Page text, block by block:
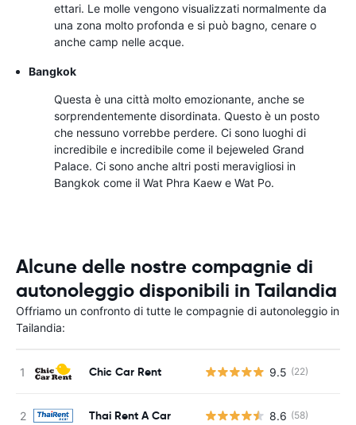
ettari. Le molle vengono visualizzati normalmente da
una zona molto profonda e si può bagno, cenare o
anche camp nelle acque.
Bangkok
Questa è una città molto emozionante, anche se
sorprendentemente disordinata. Questo è un posto
che nessuno vorrebbe perdere. Ci sono luoghi di
incredibile e incredibile come il bejeweled Grand
Palace. Ci sono anche altri posti meravigliosi in
Bangkok come il Wat Phra Kaew e Wat Po.
Alcune delle nostre compagnie di
autonoleggio disponibili in Tailandia
Offriamo un confronto di tutte le compagnie di autonoleggio in
Tailandia:
Chic Car Rent 9.5 (22)
Thai Rent A Car 8.6 (58)